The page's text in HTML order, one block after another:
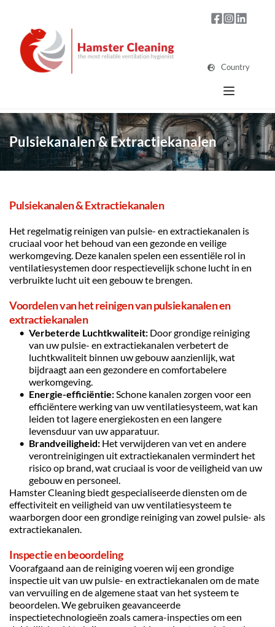
Country
Pulsiekanalen & Extractiekanalen
Pulsiekanalen & Extractiekanalen
Het regelmatig reinigen van pulsie- en extractiekanalen is
cruciaal voor het behoud van een gezonde en veilige
werkomgeving. Deze kanalen spelen een essentiële rol in
ventilatiesystemen door respectievelijk schone lucht in en
verbruikte lucht uit een gebouw te brengen.
Voordelen van het reinigen van pulsiekanalen en
extractiekanalen
Verbeterde Luchtkwaliteit: Door grondige reiniging
van uw pulsie- en extractiekanalen verbetert de
luchtkwaliteit binnen uw gebouw aanzienlijk, wat
bijdraagt aan een gezondere en comfortabelere
werkomgeving.
Energie-efficiëntie: Schone kanalen zorgen voor een
efficiëntere werking van uw ventilatiesysteem, wat kan
leiden tot lagere energiekosten en een langere
levensduur van uw apparatuur.
Brandveiligheid: Het verwijderen van vet en andere
verontreinigingen uit extractiekanalen vermindert het
risico op brand, wat cruciaal is voor de veiligheid van uw
gebouw en personeel.
Hamster Cleaning biedt gespecialiseerde diensten om de
effectiviteit en veiligheid van uw ventilatiesysteem te
waarborgen door een grondige reiniging van zowel pulsie- als
extractiekanalen.
Inspectie en beoordeling
Voorafgaand aan de reiniging voeren wij een grondige
inspectie uit van uw pulsie- en extractiekanalen om de mate
van vervuiling en de algemene staat van het systeem te
beoordelen. We gebruiken geavanceerde
inspectietechnologieën zoals camera-inspecties om een